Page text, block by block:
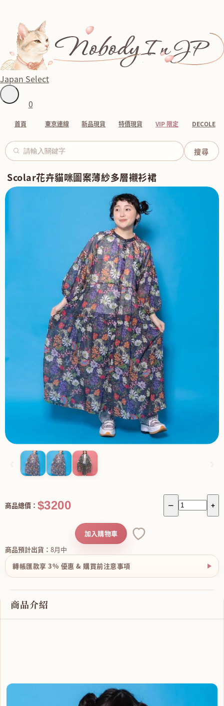
Japan Select
0
首頁 東京連線 新品現貨 特價現貨 VIP 限定 DECOLE
Scolar花卉貓咪圖案薄紗多層襯衫裙
－ +
商品總價： $3200
商品預計出貨： 8月中
加入購物車
轉帳匯款享 3% 優惠 & 購買前注意事項
商品介紹